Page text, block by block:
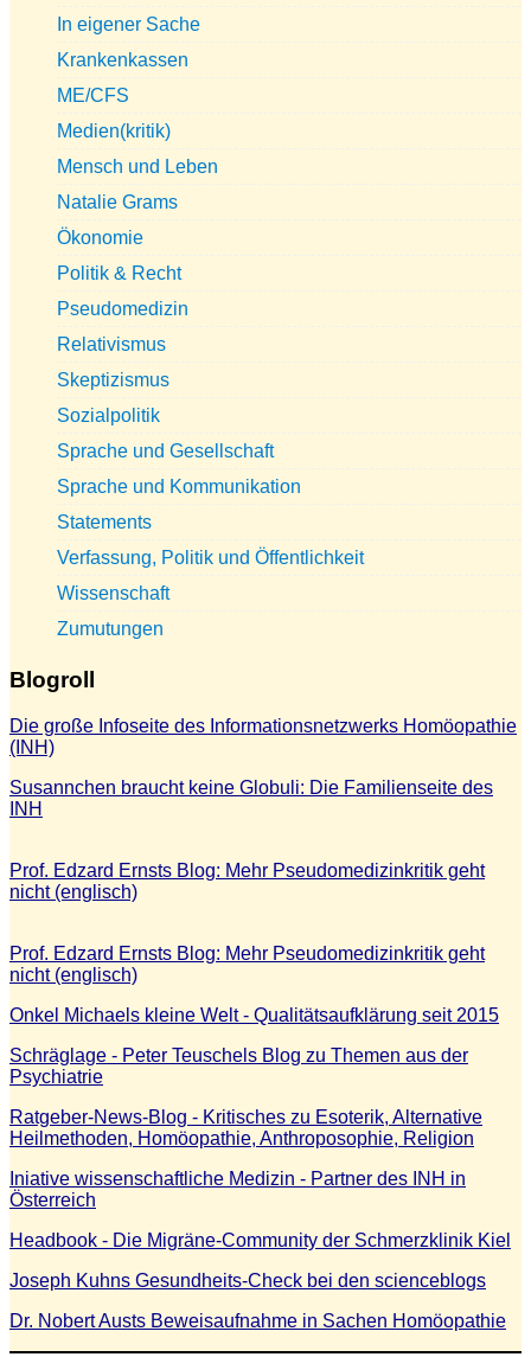
In eigener Sache
Krankenkassen
ME/CFS
Medien(kritik)
Mensch und Leben
Natalie Grams
Ökonomie
Politik & Recht
Pseudomedizin
Relativismus
Skeptizismus
Sozialpolitik
Sprache und Gesellschaft
Sprache und Kommunikation
Statements
Verfassung, Politik und Öffentlichkeit
Wissenschaft
Zumutungen
Blogroll
Die große Infoseite des Informationsnetzwerks Homöopathie
(INH)
Susannchen braucht keine Globuli: Die Familienseite des
INH
Prof. Edzard Ernsts Blog: Mehr Pseudomedizinkritik geht
nicht (englisch)
Prof. Edzard Ernsts Blog: Mehr Pseudomedizinkritik geht
nicht (englisch)
Onkel Michaels kleine Welt - Qualitätsaufklärung seit 2015
Schräglage - Peter Teuschels Blog zu Themen aus der
Psychiatrie
Ratgeber-News-Blog - Kritisches zu Esoterik, Alternative
Heilmethoden, Homöopathie, Anthroposophie, Religion
Iniative wissenschaftliche Medizin - Partner des INH in
Österreich
Headbook - Die Migräne-Community der Schmerzklinik Kiel
Joseph Kuhns Gesundheits-Check bei den scienceblogs
Dr. Nobert Austs Beweisaufnahme in Sachen Homöopathie